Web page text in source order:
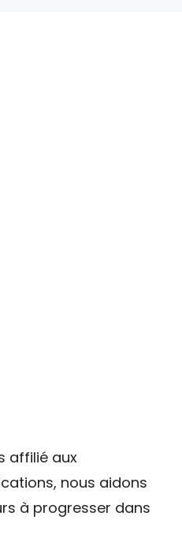
affilié aux
nous aidons
à progresser dans